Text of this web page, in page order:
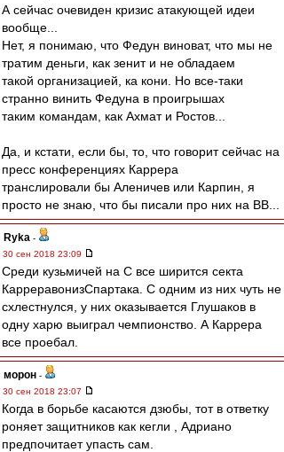
А сейчас очевиден кризис атакующей идеи
вообще...
Нет, я понимаю, что Федун виноват, что мы не
тратим деньги, как зенит и не обладаем
такой организацией, ка кони. Но все-таки
странно винить Федуна в проигрышах
таким командам, как Ахмат и Ростов...
Да, и кстати, если бы, то, что говорит сейчас на
пресс конференциях Каррера
транслировали бы Аленичев или Карпин, я
просто не знаю, что бы писали про них на ВВ...
Ryka -
30 сен 2018 23:09
Среди кузьмичей на С все ширится секта
КарреравонизСпартака. С одним из них чуть не
схлестнулся, у них оказывается Глушаков в
одну харю выиграл чемпионство. А Каррера
все проебал.
морон -
30 сен 2018 23:07
Когда в борьбе касаются дзюбы, тот в ответку
роняет защитников как кегли , Адриано
предпочитает упасть сам.